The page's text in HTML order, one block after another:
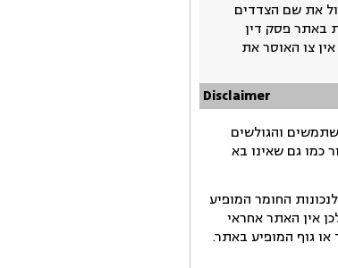
את שם הצדדים
באתר פסק דין
צו האוסר את
Disclaimer
והגולשים
כמו גם שאינו בא
החומר המופיע
אין האתר אחראי
גוף המופיע באתר.